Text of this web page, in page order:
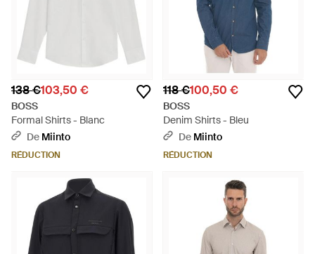
138 €103,50 €
BOSS
Formal Shirts - Blanc
De Miinto
RÉDUCTION
118 €100,50 €
BOSS
Denim Shirts - Bleu
De Miinto
RÉDUCTION